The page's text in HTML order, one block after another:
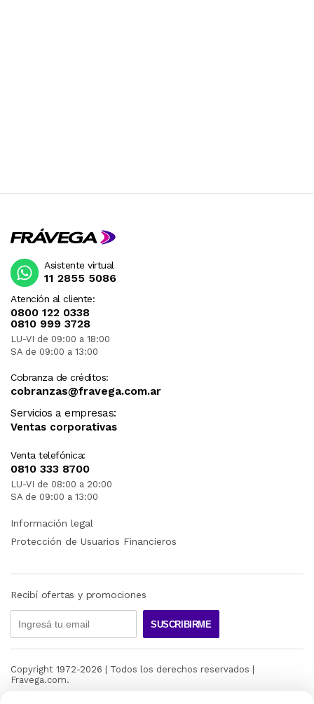
Atención al cliente:
0800 122 0338
0810 999 3728
LU-VI de 09:00 a 18:00
SA de 09:00 a 13:00
Cobranza de créditos:
cobranzas@fravega.com.ar
Servicios a empresas:
Ventas corporativas
Venta telefónica:
0810 333 8700
LU-VI de 08:00 a 20:00
SA de 09:00 a 13:00
Asistente virtual
11 2855 5086
Información legal
Protección de Usuarios Financieros
Recibí ofertas y promociones
SUSCRIBIRME
Copyright 1972-2026 | Todos los derechos reservados |
Fravega.com.